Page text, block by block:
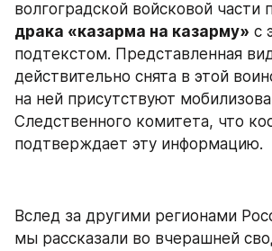
драка «казарма на казарму» с
подтекстом. Представленная
действительно снята в этой
на ней присутствуют
Следственного комитета, что
подтверждает эту информацию.
Вслед за другими регионами